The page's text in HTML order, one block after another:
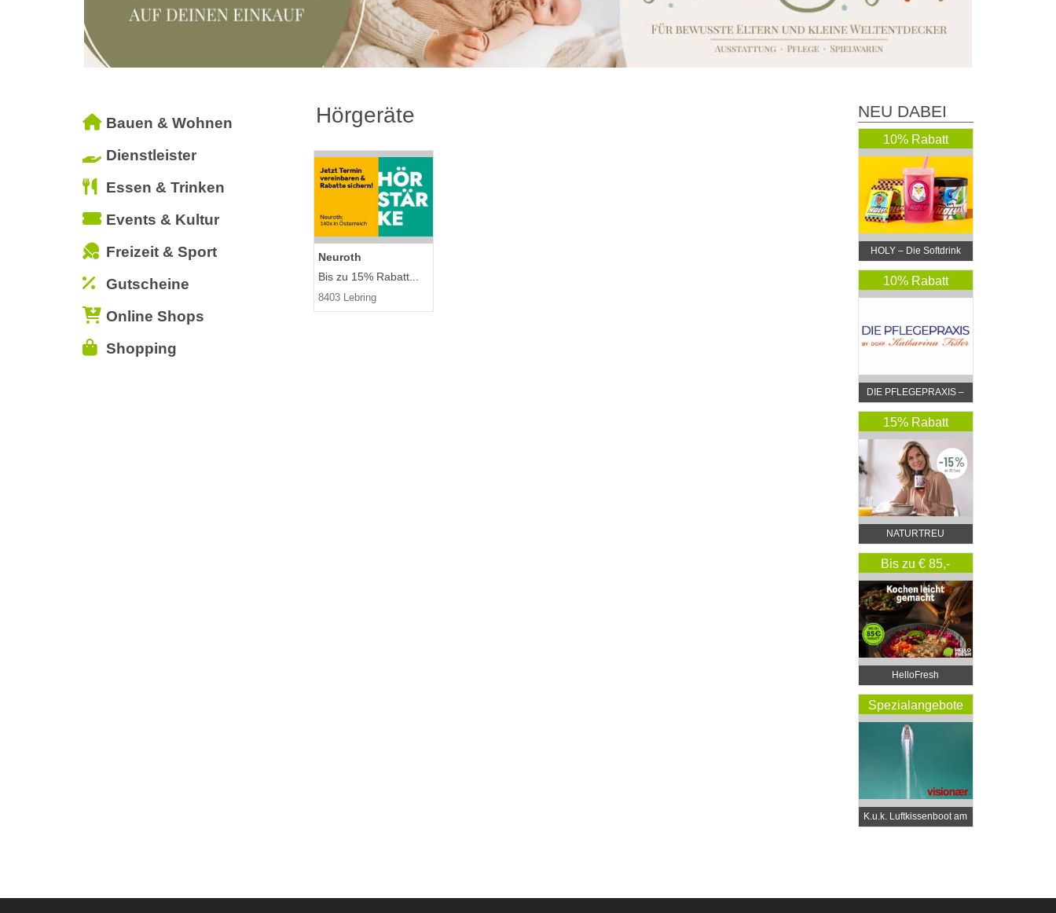
Bauen & Wohnen
Dienstleister
Essen & Trinken
Events & Kultur
Freizeit & Sport
Gutscheine
Online Shops
Shopping
Hörgeräte
Neuroth
Bis zu 15% Rabatt...
8403 Lebring
NEU DABEI
10% Rabatt
HOLY – Die Softdrink
Revolution
10% Rabatt
DIE PFLEGEPRAXIS –
by DGKP Katharina
Fister
15% Rabatt
NATURTREU
Bis zu € 85,-
Rabatt
HelloFresh
Spezialangebote
K.u.k. Luftkissenboot am
Wörthersee